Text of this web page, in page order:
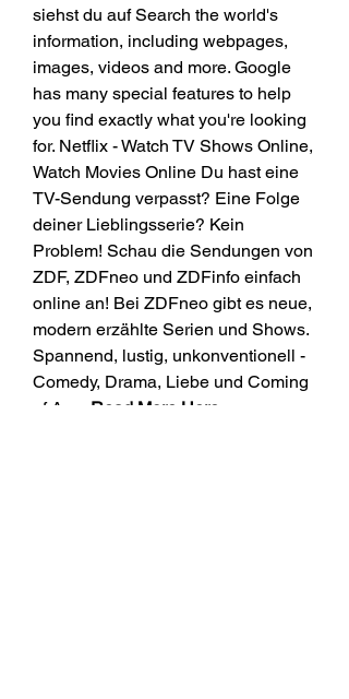
siehst du auf Search the world's
information, including webpages,
images, videos and more. Google
has many special features to help
you find exactly what you're looking
for. Netflix - Watch TV Shows Online,
Watch Movies Online Du hast eine
TV-Sendung verpasst? Eine Folge
deiner Lieblingsserie? Kein
Problem! Schau die Sendungen von
ZDF, ZDFneo und ZDFinfo einfach
online an! Bei ZDFneo gibt es neue,
modern erzählte Serien und Shows.
Spannend, lustig, unkonventionell -
Comedy, Drama, Liebe und Coming
of Age.